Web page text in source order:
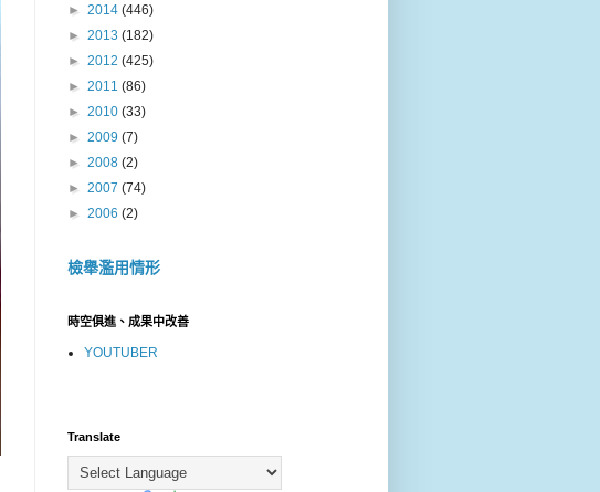
► 2014 (446)
► 2013 (182)
► 2012 (425)
► 2011 (86)
► 2010 (33)
► 2009 (7)
► 2008 (2)
► 2007 (74)
► 2006 (2)
檢舉濫用情形
時空俱進、成果中改善
YOUTUBER
Translate